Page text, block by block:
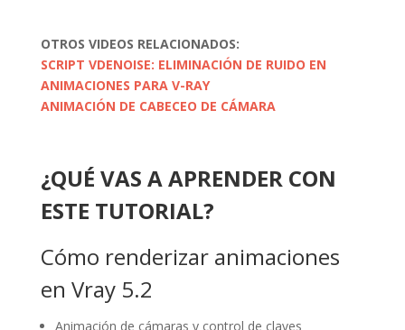
OTROS VIDEOS RELACIONADOS:
SCRIPT VDENOISE: ELIMINACIÓN DE RUIDO EN
ANIMACIONES PARA V-RAY
ANIMACIÓN DE CABECEO DE CÁMARA
¿QUÉ VAS A APRENDER CON
ESTE TUTORIAL?
Cómo renderizar animaciones
en Vray 5.2
Animación de cámaras y control de claves